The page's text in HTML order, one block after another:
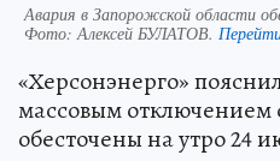
Авария в Запорожской области
Фото: Алексей БУЛАТОВ.
«Херсонэнерго»
массовым отключением
обесточены на утро 24